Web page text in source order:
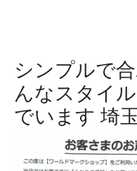
シンプルで
んなスタイ
でいます 埼